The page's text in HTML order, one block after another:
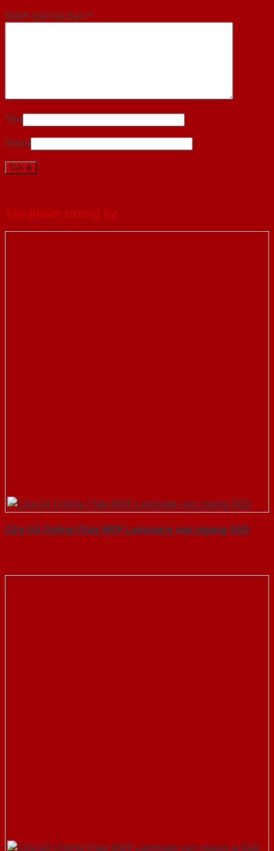
Đánh giá của bạn *
Tên
Email
Sản phẩm tương tự
Cửa Gỗ Chống Cháy MDF Laminate van ngang-SGD